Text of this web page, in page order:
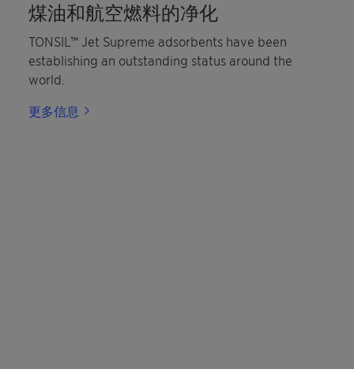
煤油和航空燃料的净化
TONSIL™ Jet Supreme adsorbents have been
establishing an outstanding status around the
world.
更多信息